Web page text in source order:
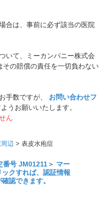
合は、事前に必ず該当の医院
いて、ミーカンパニー株式会
その賠償の責任を一切負わない
手数ですが、 お問い合わせフ
うお願いいたします。
ん
辺 > 表皮水疱症